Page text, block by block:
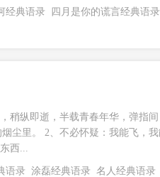
经典语录 四月是你的谎言经典语录
稍纵即逝，半载青春年华，弹指间
尘里。 2、不必怀疑：我能飞，
西...
语录 涂磊经典语录 名人经典语录